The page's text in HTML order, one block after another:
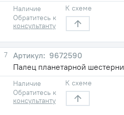
Наличие
Обратитесь к
консультанту
К схеме
7
9672590
Палец планетарной шестерни
Наличие
Обратитесь к
консультанту
К схеме